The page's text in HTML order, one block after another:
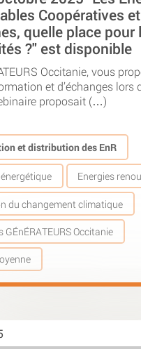
Coopératives et
quelle place pour
?" est disponible
Occitanie, vous
et d’échanges lors
proposait (…)
et distribution des EnR
Energies
du changement climatique
GÉnÉRATEURS Occitanie